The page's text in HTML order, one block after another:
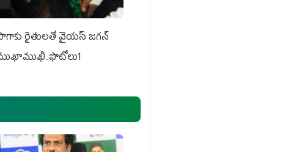
రైతుల‌తో వైయ‌స్ జ‌గ‌న్